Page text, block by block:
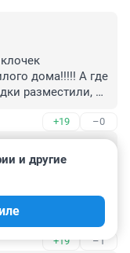
дома!!!!! А где
разместили,
+19 –0
большей
либо не
+19 –1
и другие